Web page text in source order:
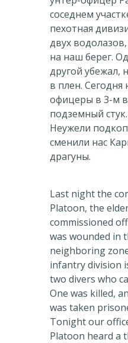
соседнем
пехотная
двух
на наш берег.
другой убежал,
в плен.
офицеры в 3-м
подземный
Неужели
сменили нас
драгуны.
Last night the
Platoon, the
commissioned
was wounded in
neighboring
infantry division
two divers who
One was killed,
was taken
Tonight our
Platoon heard a